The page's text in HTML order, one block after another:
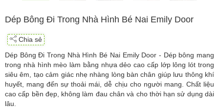
Dép Bông Đi Trong Nhà Hình Bé Nai Emily Door
Chia sẻ
Dép Bông Đi Trong Nhà Hình Bé Nai Emily Door - Dép bông mang
trong nhà hình mèo làm bằng nhựa dẻo cao cấp lớp lông lót trong
siêu êm, tạo cảm giác nhẹ nhàng lòng bàn chân giúp lưu thông khí
huyết, mang đến sự thoải mái, dễ chịu cho người mang. Chất liệu
cao cấp bền đẹp, không làm đau chân và cho thời hạn sử dụng dài
lâu.